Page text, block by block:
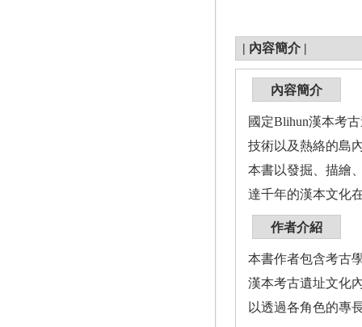
| 內容簡介 |
內容簡介
國定Blihun漢本考
技術以及熱絡的島
本書以發掘、描繪
達千年的漢本文化
作者介紹
本書作者包含考古
漢本考古遺址文化
以透過各角色的專